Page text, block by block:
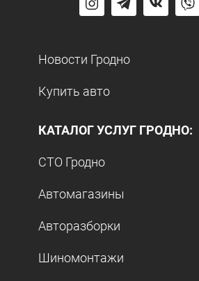
Новости Гродно
Купить авто
КАТАЛОГ УСЛУГ ГРОДНО:
СТО Гродно
Автомагазины
Авторазборки
Шиномонтажи